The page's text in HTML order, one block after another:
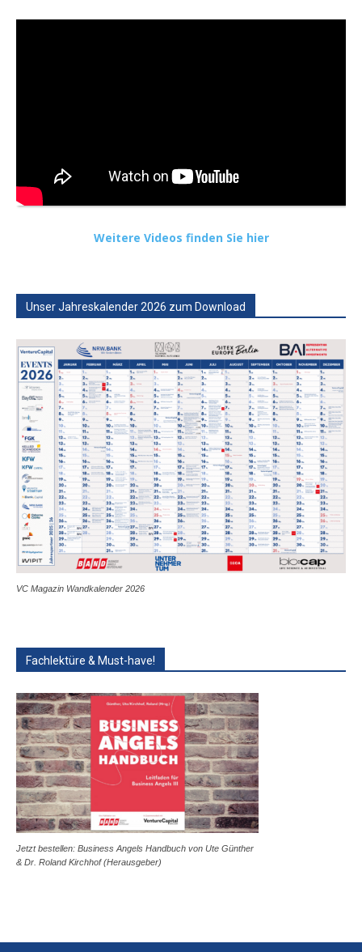
Weitere Videos finden Sie hier
Unser Jahreskalender 2026 zum Download
VC Magazin Wandkalender 2026
Fachlektüre & Must-have!
Jetzt bestellen: Business Angels Handbuch von Ute Günther
& Dr. Roland Kirchhof (Herausgeber)